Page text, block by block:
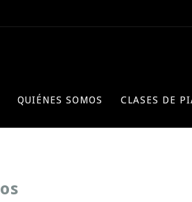
QUIÉNES SOMOS CLASES DE